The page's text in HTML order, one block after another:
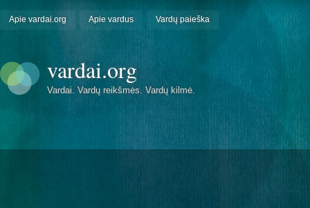
Apie vardai.org Apie vardus Vardų paieška
vardai.org
Vardai. Vardų reikšmės. Vardų kilmė.